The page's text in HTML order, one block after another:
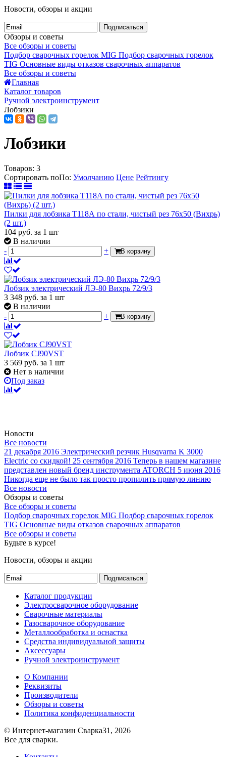
Новости, обзоры и акции
Подписаться
Обзоры и советы
Все обзоры и советы
Подбор сварочных горелок MIG Подбор сварочных горелок
TIG Основные виды отказов сварочных аппаратов
Все обзоры и советы
Главная
Каталог товаров
Ручной электроинструмент
Лобзики
Лобзики
Товаров: 3
Сортировать поПо: Умолчанию Цене Рейтингу
Пилки для лобзика Т118А по стали, чистый рез 76х50 (Вихрь)
(2 шт.)
104 руб. за 1 шт
В наличии
-
+ В корзину
Лобзик электрический ЛЭ-80 Вихрь 72/9/3
3 348 руб. за 1 шт
В наличии
-
+ В корзину
Лобзик CJ90VST
3 569 руб. за 1 шт
Нет в наличии
Под заказ
Новости
Все новости
21 декабря 2016 Электрический резчик Husqvarna K 3000
Electric со скидкой! 25 сентября 2016 Теперь в нашем магазине
представлен новый бренд инструмента ATORCH 5 июня 2016
Никогда еще не было так просто пропилить прямую линию
Все новости
Обзоры и советы
Все обзоры и советы
Подбор сварочных горелок MIG Подбор сварочных горелок
TIG Основные виды отказов сварочных аппаратов
Все обзоры и советы
Будьте в курсе!
Новости, обзоры и акции
Подписаться
Каталог продукции
Электросварочное оборудование
Сварочные материалы
Газосварочное оборудование
Металлообработка и оснастка
Средства индивидуальной защиты
Аксессуары
Ручной электроинструмент
О Компании
Реквизиты
Производители
Обзоры и советы
Политика конфиденциальности
© Интернет-магазин Сварка31, 2026
Все для сварки.